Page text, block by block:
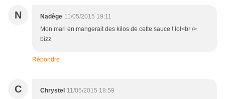
N Nadège 11/05/2015 19:11
Mon mari en mangerait des kilos de cette sauce ! lol<br />
bizz
Répondre
C Chrystel 11/05/2015 18:59